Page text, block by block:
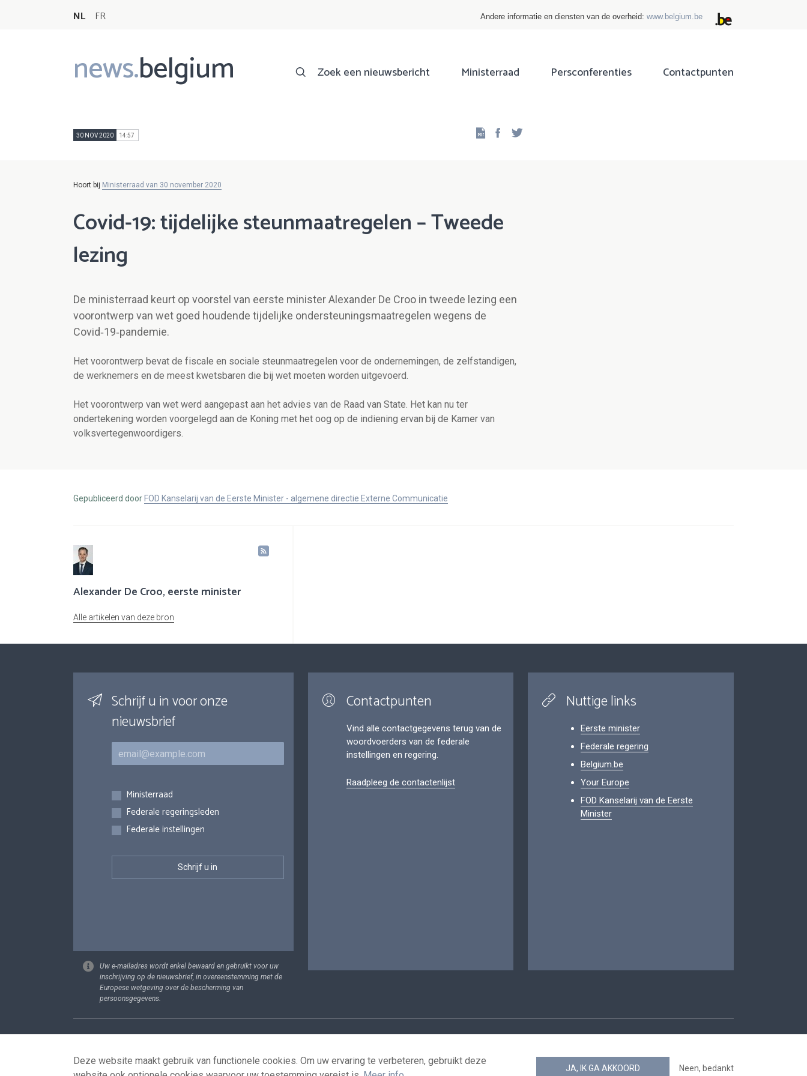
NL FR Andere informatie en diensten van de overheid: www.belgium.be
news.belgium
Main
navigation
Zoek een nieuwsbericht Ministerraad Persconferenties Contactpunten
30 NOV 2020 14:57 Facebook
Hoort bij Ministerraad van 30 november 2020
Covid-19: tijdelijke steunmaatregelen – Tweede
lezing
De ministerraad keurt op voorstel van eerste minister Alexander De Croo in tweede lezing een
voorontwerp van wet goed houdende tijdelijke ondersteuningsmaatregelen wegens de
Covid‑19‑pandemie.
Het voorontwerp bevat de fiscale en sociale steunmaatregelen voor de ondernemingen, de zelfstandigen,
de werknemers en de meest kwetsbaren die bij wet moeten worden uitgevoerd.
Het voorontwerp van wet werd aangepast aan het advies van de Raad van State. Het kan nu ter
ondertekening worden voorgelegd aan de Koning met het oog op de indiening ervan bij de Kamer van
volksvertegenwoordigers.
Gepubliceerd door FOD Kanselarij van de Eerste Minister - algemene directie Externe Communicatie
Alexander De Croo, eerste minister
Alle artikelen van deze bron
Schrijf u in voor onze
nieuwsbrief
E-mail
Inschrijvingen
Ministerraad
Federale regeringsleden
Federale instellingen
Uw e-mailadres wordt enkel bewaard en gebruikt voor uw
inschrijving op de nieuwsbrief, in overeenstemming met de
Europese wetgeving over de bescherming van
persoonsgegevens.
Contactpunten
Vind alle contactgegevens terug van de
woordvoerders van de federale
instellingen en regering.
Raadpleeg de contactenlijst
Nuttige links
Eerste minister
Federale regering
Belgium.be
Your Europe
FOD Kanselarij van de Eerste
Minister
Footer
Deze website maakt gebruik van functionele cookies. Om uw ervaring te verbeteren, gebruikt deze
JA, IK GA AKKOORD Neen, bedankt